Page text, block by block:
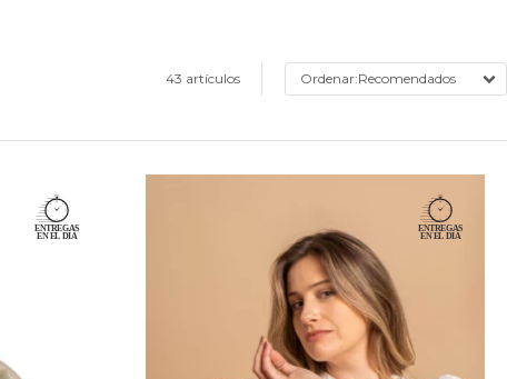
43 artículos Recomendados